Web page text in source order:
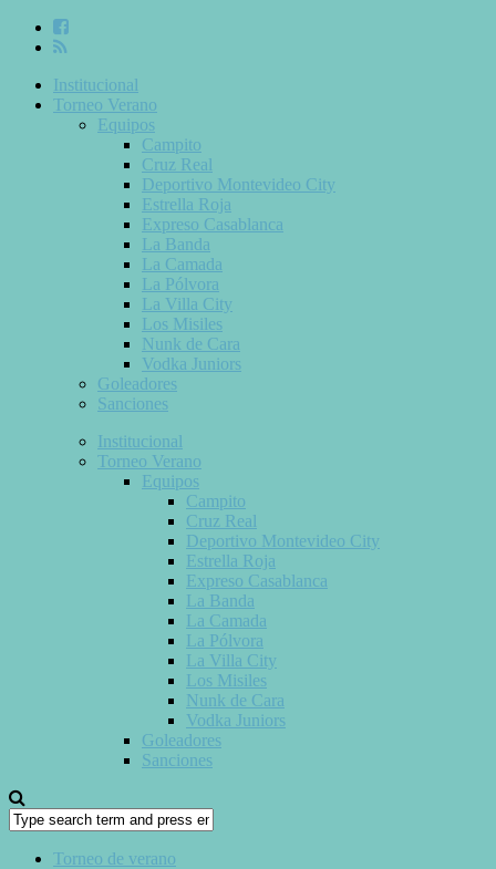
Institucional
Torneo Verano
Equipos
Campito
Cruz Real
Deportivo Montevideo City
Estrella Roja
Expreso Casablanca
La Banda
La Camada
La Pólvora
La Villa City
Los Misiles
Nunk de Cara
Vodka Juniors
Goleadores
Sanciones
Institucional
Torneo Verano
Equipos
Campito
Cruz Real
Deportivo Montevideo City
Estrella Roja
Expreso Casablanca
La Banda
La Camada
La Pólvora
La Villa City
Los Misiles
Nunk de Cara
Vodka Juniors
Goleadores
Sanciones
Torneo de verano